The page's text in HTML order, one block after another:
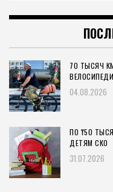
70 ТЫСЯЧ
04.08.2026
ПО ₸50
ДЕТЯМ СКО
31.07.2026